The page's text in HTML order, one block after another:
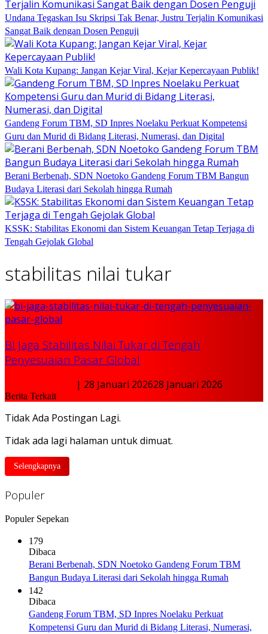
Undana Tegaskan Isu Skripsi Tak Benar, Justru Terjalin Komunikasi
Sangat Baik dengan Dosen Penguji
Wali Kota Kupang: Jangan Kejar Viral, Kejar Kepercayaan Publik!
Gandeng Forum TBM, SD Inpres Noelaku Perkuat Kompetensi
Guru dan Murid di Bidang Literasi, Numerasi, dan Digital
Berani Berbenah, SDN Noetoko Gandeng Forum TBM Bangun
Budaya Literasi dari Sekolah hingga Rumah
KSSK: Stabilitas Ekonomi dan Sistem Keuangan Tetap Terjaga di
Tengah Gejolak Global
stabilitas nilai tukar
BI Jaga Stabilitas Nilai Tukar di Tengah
Penyesuaian Pasar Global
| 28 Januari 202628 Januari 2026
Berita Terkait
Tidak Ada Postingan Lagi.
Tidak ada lagi halaman untuk dimuat.
Selengkapnya
Populer
Populer Sepekan
179
Dibaca
Berani Berbenah, SDN Noetoko Gandeng Forum TBM
Bangun Budaya Literasi dari Sekolah hingga Rumah
142
Dibaca
Gandeng Forum TBM, SD Inpres Noelaku Perkuat
Kompetensi Guru dan Murid di Bidang Literasi, Numerasi,